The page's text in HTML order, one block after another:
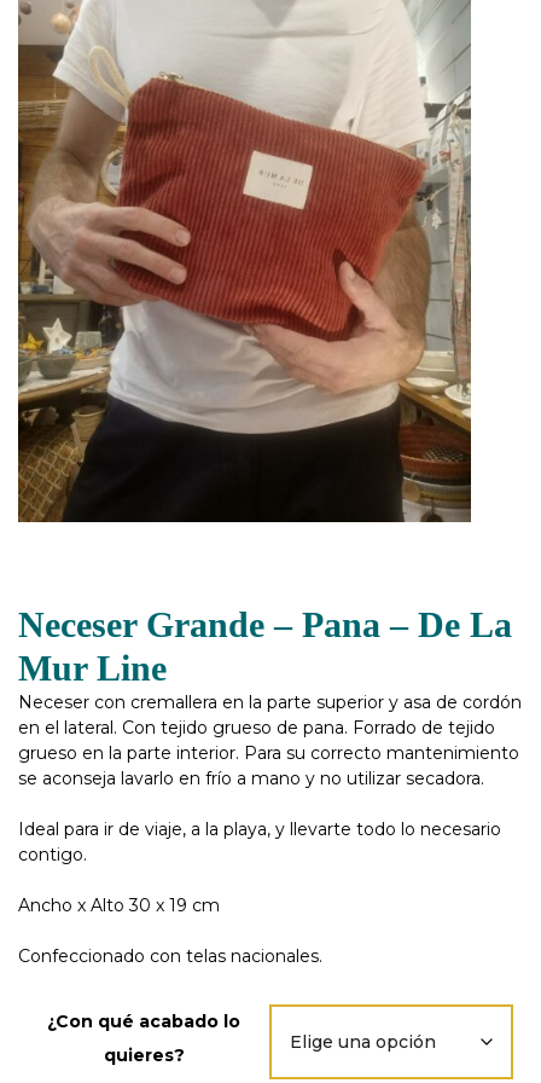
Neceser Grande – Pana – De La
Mur Line
Neceser con cremallera en la parte superior y asa de cordón
en el lateral. Con tejido grueso de pana. Forrado de tejido
grueso en la parte interior. Para su correcto mantenimiento
se aconseja lavarlo en frío a mano y no utilizar secadora.
Ideal para ir de viaje, a la playa, y llevarte todo lo necesario
contigo.
Ancho x Alto 30 x 19 cm
Confeccionado con telas nacionales.
¿Con qué acabado lo
quieres?